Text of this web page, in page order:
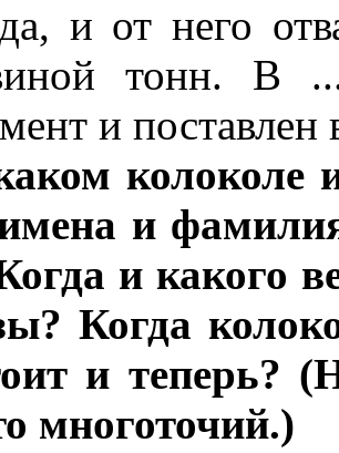
и от него
тонн. В
и
колоколе
и
и какого
Когда
и теперь?
многоточий.)